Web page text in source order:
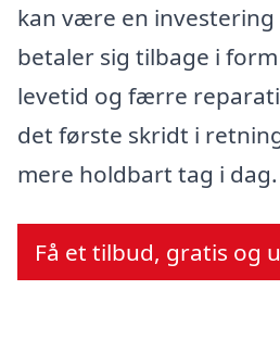
kan være en
betaler sig tilbage i
levetid og færre
det første skridt i
mere holdbart tag i dag.
Få et tilbud, gratis og